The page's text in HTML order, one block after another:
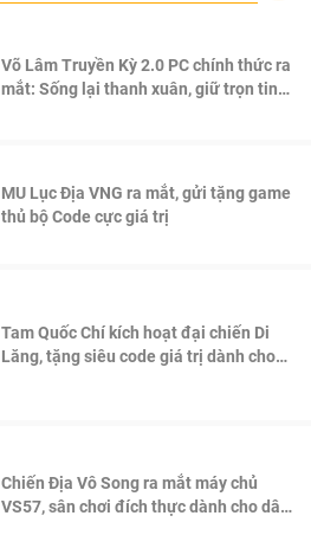
Võ Lâm Truyền Kỳ 2.0 PC chính thức ra
mắt: Sống lại thanh xuân, giữ trọn tinh
MU Lục Địa VNG ra mắt, gửi tặng game
thủ bộ Code cực giá trị
Tam Quốc Chí kích hoạt đại chiến Di
Lăng, tặng siêu code giá trị dành cho
Chiến Địa Vô Song ra mắt máy chủ
VS57, sân chơi đích thực dành cho dân